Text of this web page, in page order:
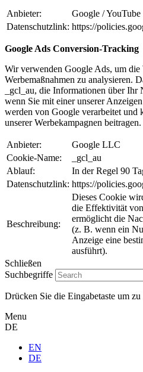
Anbieter:
Google / YouTube
Datenschutzlink: https://
Google Ads Conversion-Tracking
Wir verwenden Google Ads, um die
Werbemaßnahmen zu analysieren.
_gcl_au, die Informationen über Ihr
wenn Sie mit einer unserer
werden von Google verarbeitet und
unserer Werbekampagnen beitragen.
Anbieter:
Google LLC
Cookie-Name:
_gcl_au
Ablauf:
In der Regel 90
Datenschutzlink: https://
Beschreibung:
Dieses Cookie
die Effektivität
ermöglicht die
(z. B. wenn ein
Anzeige eine
ausführt).
Schließen
Suchbegriffe
Drücken Sie die Eingabetaste um zu
Menu
DE
EN
DE